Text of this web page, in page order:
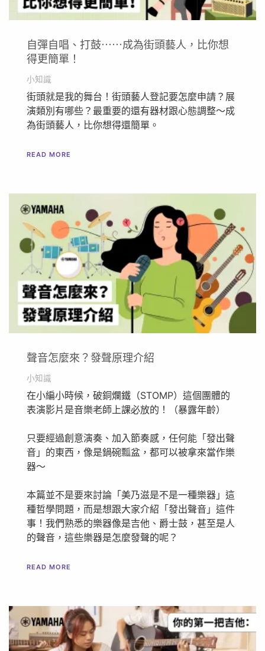
自彈自唱、打鼓⋯⋯成為街頭藝人，比你想
得更簡單！
小知識
街頭就是我的舞台！​街頭藝人登記要怎麼申請？展
演類別有哪些？最重要的還有器材跟心態調整～成
為街頭藝人，比你想得還簡單。
READ MORE
聲音怎麼來？發聲原理介紹
小知識
在小編小時候，破銅爛鐵（STOMP）這個團體的
表演影片是音樂老師上課必放的！（暴露年齡）
只要經過創意演奏、加入節奏感，任何能「發出聲
音」的東西，像是鍋碗瓢盆，都可以被拿來當作樂
器～
本篇並不是要來討論「美乃滋是不是一種樂器」這
種哲學問題，而是想跟大家介紹「發出聲音」這件
事！我們熟悉的樂器像是吉他、爵士鼓，甚至是人
的聲音，這些樂器是怎麼發聲的呢？
READ MORE